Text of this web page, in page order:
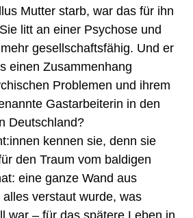
Mutter starb, war das für ihn
litt an einer Psychose und
gesellschaftsfähig. Und er
einen Zusammenhang
Problemen und ihrem
Gastarbeiterin in den
Deutschland?
kennen sie, denn sie
den Traum vom baldigen
eine ganze Wand aus
verstaut wurde, was
war – für das spätere Leben in